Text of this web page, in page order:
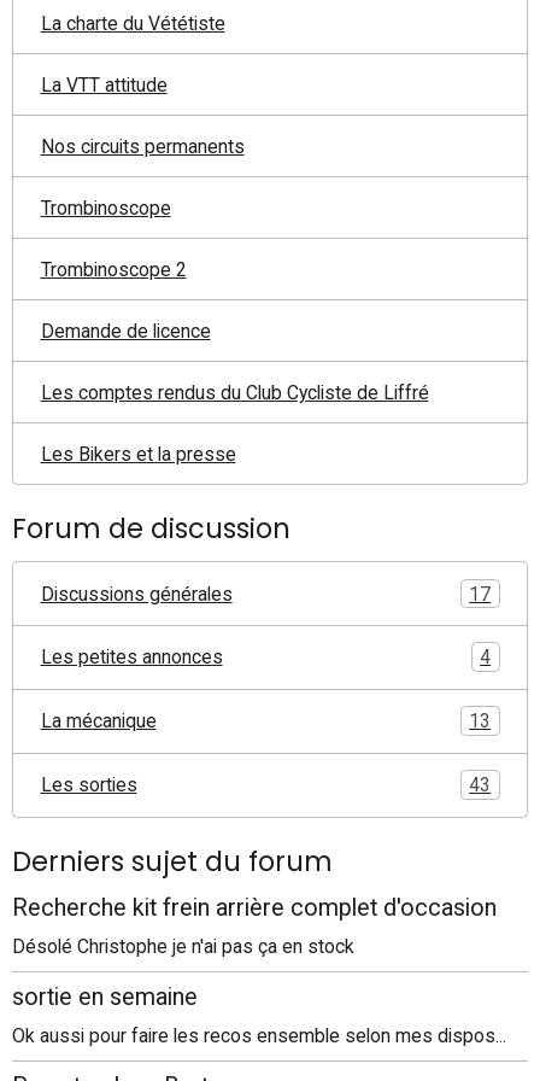
La charte du Vététiste
La VTT attitude
Nos circuits permanents
Trombinoscope
Trombinoscope 2
Demande de licence
Les comptes rendus du Club Cycliste de Liffré
Les Bikers et la presse
Forum de discussion
Discussions générales 17
Les petites annonces 4
La mécanique 13
Les sorties 43
Derniers sujet du forum
Recherche kit frein arrière complet d'occasion
Désolé Christophe je n'ai pas ça en stock
sortie en semaine
Ok aussi pour faire les recos ensemble selon mes dispos...